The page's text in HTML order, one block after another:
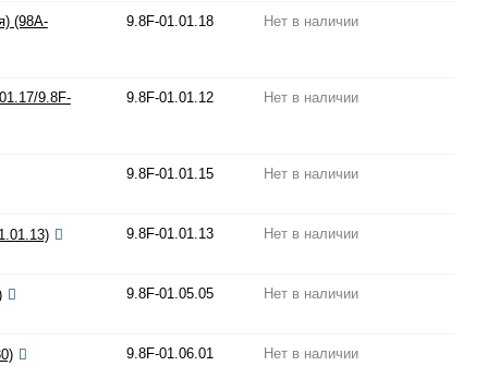
(98A-
9.8F-01.01.18 Нет в наличии
9.8F-
9.8F-01.01.12 Нет в наличии
9.8F-01.01.15 Нет в наличии
9.8F-01.01.13 Нет в наличии
9.8F-01.05.05 Нет в наличии
9.8F-01.06.01 Нет в наличии